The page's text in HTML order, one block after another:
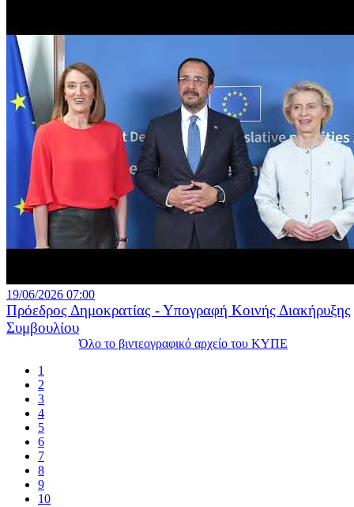
19/06/2026 07:00
Πρόεδρος Δημοκρατίας - Υπογραφή Κοινής Διακήρυξης
Συμβουλίου
Όλο το βιντεογραφικό αρχείο του ΚΥΠΕ
1
2
3
4
5
6
7
8
9
10